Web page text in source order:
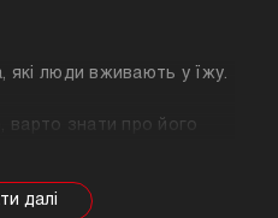
які люди вживають у їжу.
варто знати про його
продукту
як рекомендації